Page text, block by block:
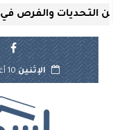
والفرص في سوق
الإثنين10 أغسطس 2026